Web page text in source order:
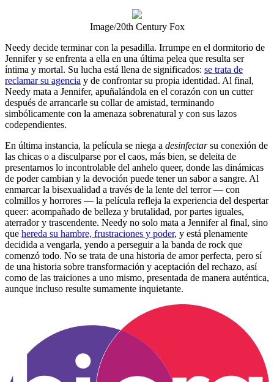
Image/20th Century Fox
Needy decide terminar con la pesadilla. Irrumpe en el dormitorio de
Jennifer y se enfrenta a ella en una última pelea que resulta ser
íntima y mortal. Su lucha está llena de significados: se trata de
reclamar su agencia y de confrontar su propia identidad. Al final,
Needy mata a Jennifer, apuñalándola en el corazón con un cutter
después de arrancarle su collar de amistad, terminando
simbólicamente con la amenaza sobrenatural y con sus lazos
codependientes.
En última instancia, la película se niega a desinfectarsu conexión de
las chicas o a disculparse por el caos, más bien, se deleita de
presentarnos lo incontrolable del anhelo queer, donde las dinámicas
de poder cambian y la devoción puede tener un sabor a sangre. Al
enmarcar la bisexualidad a través de la lente del terror — con
colmillos y horrores — la película refleja la experiencia del despertar
queer: acompañado de belleza y brutalidad, por partes iguales,
aterrador y trascendente. Needy no solo mata a Jennifer al final, sino
que hereda su hambre, frustraciones y poder, y está plenamente
decidida a vengarla, yendo a perseguir a la banda de rock que
comenzó todo. No se trata de una historia de amor perfecta, pero sí
de una historia sobre transformación y aceptación del rechazo, así
como de las traiciones a uno mismo, presentada de manera auténtica,
aunque incluso resulte sumamente inquietante.